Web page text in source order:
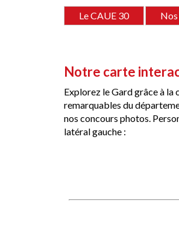
Le CAUE 30
Notre carte
Explorez le Gard grâce à
remarquables du
nos concours photos.
latéral gauche :